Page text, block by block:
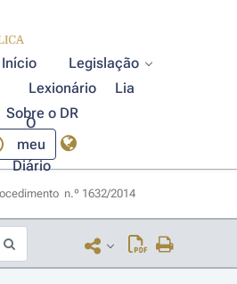
Início
Legislação
Lexionário
Lia
Sobre o DR
O
meu
Diário
n.º 1632/2014